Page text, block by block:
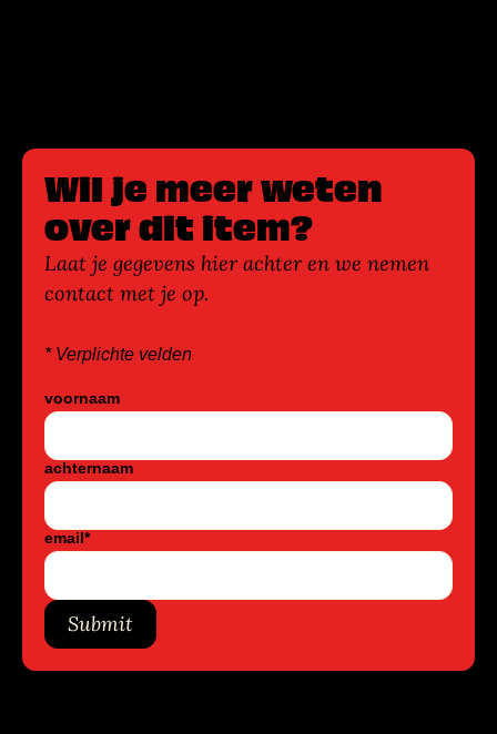
Wil je meer weten
over dit item?
Laat je gegevens hier achter en we nemen
contact met je op.
* Verplichte velden
voornaam
achternaam
email*
Submit